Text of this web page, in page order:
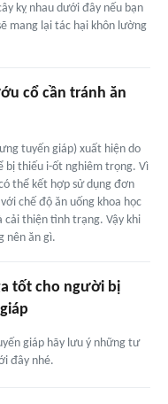
kỵ nhau dưới đây nếu bạn
mang lại tác hại khôn lường
cổ cần tránh ăn
tuyến giáp) xuất hiện do
bị thiếu i-ốt nghiêm trọng. Vì
thể kết hợp sử dụng đơn
chế độ ăn uống khoa học
cải thiện tình trạng. Vậy khi
nên ăn gì.
tốt cho người bị
giáp hãy lưu ý những tư
đây nhé.